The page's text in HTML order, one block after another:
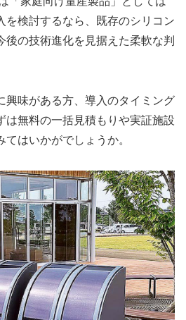
を検討するなら、既存のシリコン
後の技術進化を見据えた柔軟な判
興味がある方、導入のタイミング
は無料の一括見積もりや実証施設
はいかがでしょうか。